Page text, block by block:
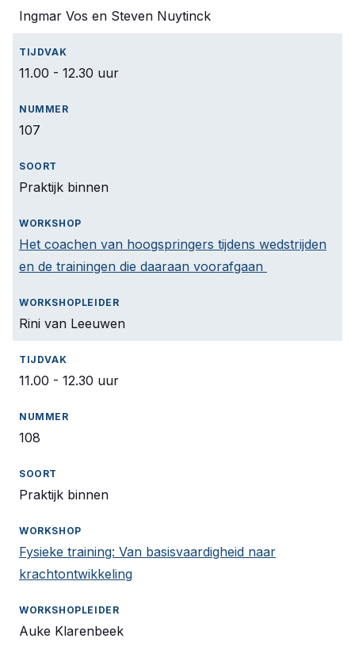
Ingmar Vos en Steven Nuytinck
11.00 - 12.30 uur
107
Praktijk binnen
Het coachen van hoogspringers tijdens wedstrijden
en de trainingen die daaraan voorafgaan
Rini van Leeuwen
11.00 - 12.30 uur
108
Praktijk binnen
Fysieke training: Van basisvaardigheid naar
krachtontwikkeling
Auke Klarenbeek